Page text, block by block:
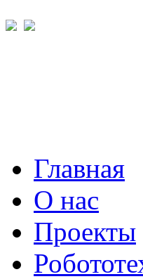
Главная
О нас
Проекты